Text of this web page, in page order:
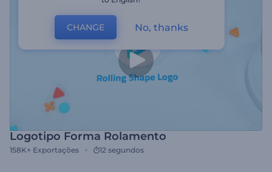
Logotipo Forma Rolamento
158K+ Exportações 12 segundos
CHANGE No, thanks